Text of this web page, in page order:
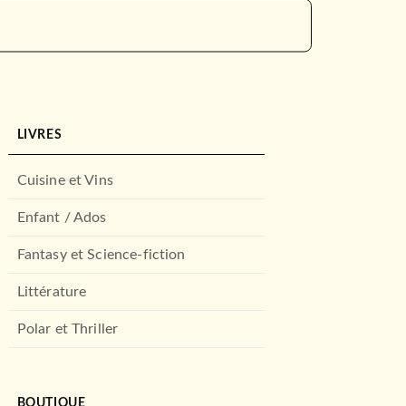
LIVRES
Cuisine et Vins
Enfant / Ados
Fantasy et Science-fiction
Littérature
Polar et Thriller
BOUTIQUE